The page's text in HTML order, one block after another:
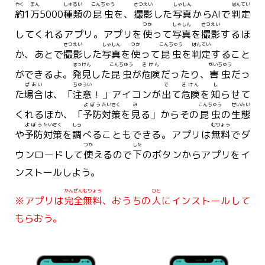
約
やく
1 万
まん
5000種類
しゅるい
の昆虫
こんちゅう
を、 撮影
さつえい
した写真
しゃしん
からAIで判定
はんてい
してくれるアプリ。アプリを 使
つか
って写真
しゃしん
を撮影
さつえい
するほ
か、あとで撮影
さつえい
した写真
しゃしん
を使
つか
って昆虫
こんちゅう
を判定
はんてい
すること
ができるよ。 発見
はっけん
した昆虫
こんちゅう
が危険
きけん
だったり、 害虫
がいちゅう
だっ
た場合
ばあい
は、「注意
ちゅうい
！」アイコンが出
で
て危険
きけん
を 知
し
らせて
くれるほか、「予防
よぼう
対策
たいさく
を見
み
る」からその昆虫
こんちゅう
の生態
せいたい
や予防
よぼう
対策
たいさく
を調
しら
べることもできる。アプリは無料
むりょう
でダ
ウンロードして使
つか
えるので下
した
のボタンからアプリをイ
ンストールしよう。
※アプリは完全
かんぜん
無料
むりょう
、おうちの人
ひと
にインストールして
もらおう。